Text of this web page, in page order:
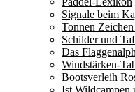
Signale beim
Tonnen
Schilder und
Das
Windstärken-
Bootsverleih
Ist Wildcampen